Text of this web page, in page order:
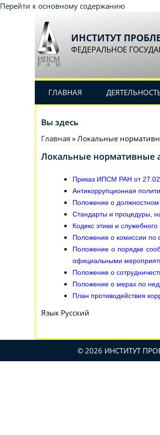
Перейти к основному содержанию
ИНСТИТУТ
ФЕДЕРАЛЬНОЕ
ГЛАВНАЯ
Вы здесь
Главная » Локальные
Локальные нормативные
Приказ ИПСМ РАН от
Антикоррупционная
Положение о
Стандарты и процедуры,
Кодекс этики и
Положение о комиссии по
Положение о порядке
официальными
Положение о
Положение о мерах по
План противодействия
Язык Русский
© 2026 ИНСТИТУТ